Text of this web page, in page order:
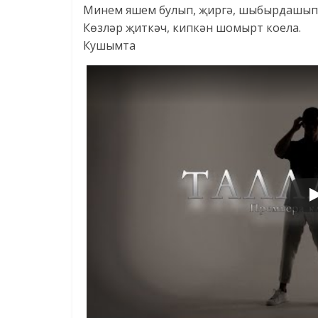
Минем яшем булып, җиргә,
Көзләр җиткәч, кипкән шомырт коела.
Кушымта